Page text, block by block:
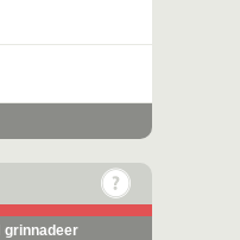
grinnadeer